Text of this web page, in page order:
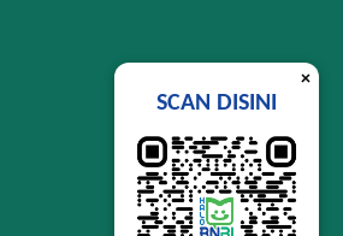
×
SCAN DISINI